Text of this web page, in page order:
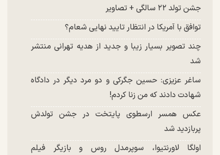
جشن تولد ۲۲ سالگی + تصاویر
توافق با آمریکا در انتظار تایید نهایی شعام؟
چند تصویر بسیار زیبا و جدید از هدیه تهرانی منتشر
شد
ساغر عزیزی: حسین جگرکی و دو مرد دیگر در دادگاه
شهادت دادند که من زنا کردم!
عکس همسر ارسطوی پایتخت در جشن تولدش
پربازدید شد
اولگا لاورنتیوا، سوپرمدل روس و بازیگر فیلم